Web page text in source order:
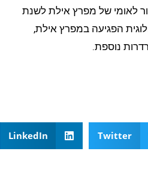
לאומי של מפרץ אילת לשנת
הפגיעה במפרץ אילת,
נוספת.
Twitter
LinkedIn